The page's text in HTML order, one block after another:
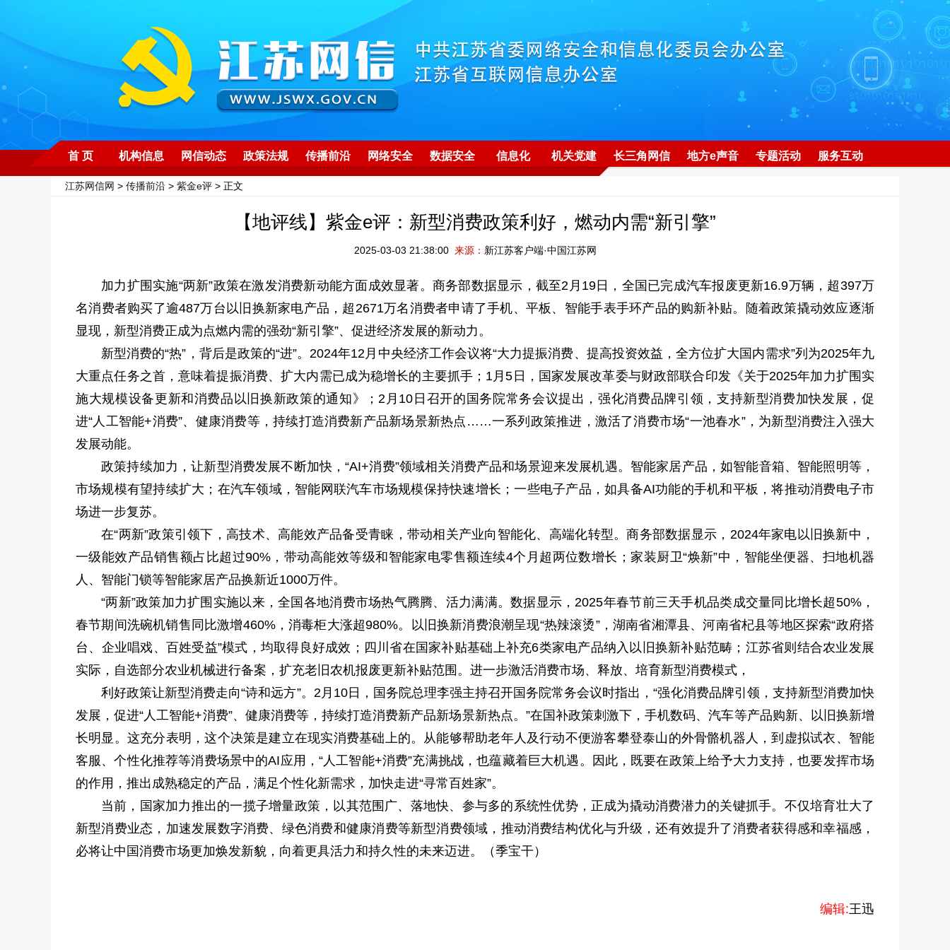
首 页 机构信息 网信动态 政策法规 传播前沿 网络安全 数据安全 信息化 机关党建 长三角网信 地方e声音 专题活动 服务互动
江苏网信网 > 传播前沿 > 紫金e评 > 正文
【地评线】紫金e评：新型消费政策利好，燃动内需“新引擎”
2025-03-03 21:38:00 来源： 新江苏客户端·中国江苏网
加力扩围实施“两新”政策在激发消费新动能方面成效显著。商务部数据显示，截至2月19日，全国已完成汽车报废更新16.9万辆，超397万
名消费者购买了逾487万台以旧换新家电产品，超2671万名消费者申请了手机、平板、智能手表手环产品的购新补贴。随着政策撬动效应逐渐
显现，新型消费正成为点燃内需的强劲“新引擎”、促进经济发展的新动力。
新型消费的“热”，背后是政策的“进”。2024年12月中央经济工作会议将“大力提振消费、提高投资效益，全方位扩大国内需求”列为2025年九
大重点任务之首，意味着提振消费、扩大内需已成为稳增长的主要抓手；1月5日，国家发展改革委与财政部联合印发《关于2025年加力扩围实
施大规模设备更新和消费品以旧换新政策的通知》；2月10日召开的国务院常务会议提出，强化消费品牌引领，支持新型消费加快发展，促
进“人工智能+消费”、健康消费等，持续打造消费新产品新场景新热点……一系列政策推进，激活了消费市场“一池春水”，为新型消费注入强大
发展动能。
政策持续加力，让新型消费发展不断加快，“AI+消费”领域相关消费产品和场景迎来发展机遇。智能家居产品，如智能音箱、智能照明等，
市场规模有望持续扩大；在汽车领域，智能网联汽车市场规模保持快速增长；一些电子产品，如具备AI功能的手机和平板，将推动消费电子市
场进一步复苏。
在“两新”政策引领下，高技术、高能效产品备受青睐，带动相关产业向智能化、高端化转型。商务部数据显示，2024年家电以旧换新中，
一级能效产品销售额占比超过90%，带动高能效等级和智能家电零售额连续4个月超两位数增长；家装厨卫“焕新”中，智能坐便器、扫地机器
人、智能门锁等智能家居产品换新近1000万件。
“两新”政策加力扩围实施以来，全国各地消费市场热气腾腾、活力满满。数据显示，2025年春节前三天手机品类成交量同比增长超50%，
春节期间洗碗机销售同比激增460%，消毒柜大涨超980%。以旧换新消费浪潮呈现“热辣滚烫”，湖南省湘潭县、河南省杞县等地区探索“政府搭
台、企业唱戏、百姓受益”模式，均取得良好成效；四川省在国家补贴基础上补充6类家电产品纳入以旧换新补贴范畴；江苏省则结合农业发展
实际，自选部分农业机械进行备案，扩充老旧农机报废更新补贴范围。进一步激活消费市场、释放、培育新型消费模式，
利好政策让新型消费走向“诗和远方”。2月10日，国务院总理李强主持召开国务院常务会议时指出，“强化消费品牌引领，支持新型消费加快
发展，促进“人工智能+消费”、健康消费等，持续打造消费新产品新场景新热点。”在国补政策刺激下，手机数码、汽车等产品购新、以旧换新增
长明显。这充分表明，这个决策是建立在现实消费基础上的。从能够帮助老年人及行动不便游客攀登泰山的外骨骼机器人，到虚拟试衣、智能
客服、个性化推荐等消费场景中的AI应用，“人工智能+消费”充满挑战，也蕴藏着巨大机遇。因此，既要在政策上给予大力支持，也要发挥市场
的作用，推出成熟稳定的产品，满足个性化新需求，加快走进“寻常百姓家”。
当前，国家加力推出的一揽子增量政策，以其范围广、落地快、参与多的系统性优势，正成为撬动消费潜力的关键抓手。不仅培育壮大了
新型消费业态，加速发展数字消费、绿色消费和健康消费等新型消费领域，推动消费结构优化与升级，还有效提升了消费者获得感和幸福感，
必将让中国消费市场更加焕发新貌，向着更具活力和持久性的未来迈进。（季宝干）
编辑:王迅